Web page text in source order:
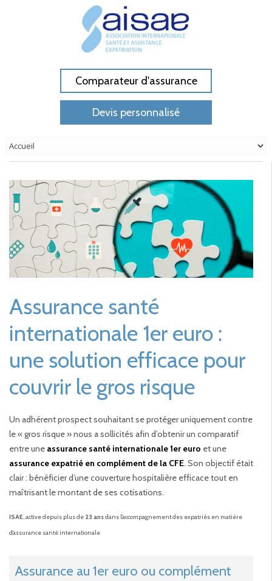
Comparateur d'assurance
Devis personnalisé
Assurance santé
internationale 1er euro :
une solution efficace pour
couvrir le gros risque
Un adhérent prospect souhaitant se protéger uniquement contre
le « gros risque » nous a sollicités afin d’obtenir un comparatif
entre une assurance santé internationale 1er euro et une
assurance expatrié en complément de la CFE . Son objectif était
clair : bénéficier d’une couverture hospitalière efficace tout en
maîtrisant le montant de ses cotisations.
ISAE , active depuis plus de 23 ansdans l’accompagnement des expatriés en matière
d’assurance santé internationale
Assurance au 1er euro ou complément